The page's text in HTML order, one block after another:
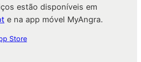
estão disponíveis em
e na app móvel MyAngra.
Store